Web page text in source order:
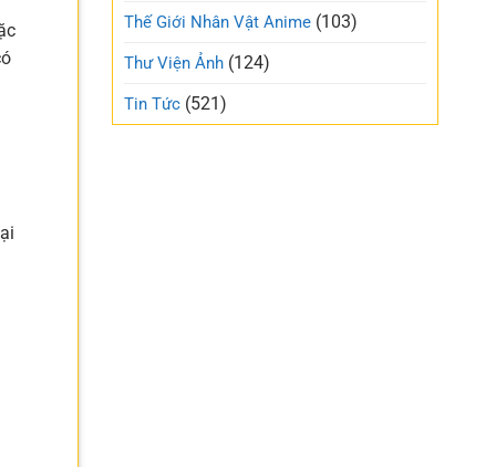
trẻo
nhất
Thế Giới Nhân Vật Anime (103)
Thư Viện Ảnh (124)
Tin Tức (521)